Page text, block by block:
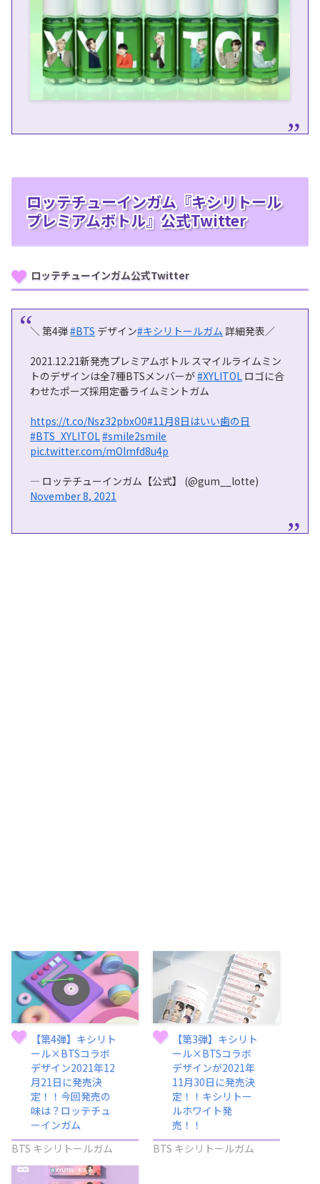
ロッテチューインガム『キシリトール
プレミアムボトル』公式Twitter
ロッテチューインガム公式Twitter
＼ 第4弾#BTS デザイン#キシリトールガム 詳細発表／
2021.12.21新発売プレミアムボトル スマイルライムミン
トのデザインは全7種BTSメンバーが#XYLITOL ロゴに合
わせたポーズ採用定番ライムミントガム
https://t.co/Nsz32pbxO0#11月8日はいい歯の日
#BTS_XYLITOL #smile2smile
pic.twitter.com/mOlmfd8u4p
— ロッテチューインガム【公式】 (@gum__lotte)
November 8, 2021
【第4弾】キシリト
ール×BTSコラボ
デザイン2021年12
月21日に発売決
定！！今回発売の
味は？ロッテチュ
ーインガム
BTS キシリトールガム
【第3弾】キシリト
ール×BTSコラボ
デザインが2021年
11月30日に発売決
定！！キシリトー
ルホワイト発
売！！
BTS キシリトールガム